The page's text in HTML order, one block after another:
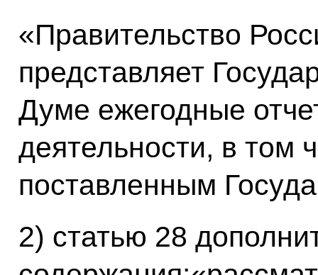
«Правительство
представляет
Думе ежегодные
деятельности, в том
поставленным
2) статью 28